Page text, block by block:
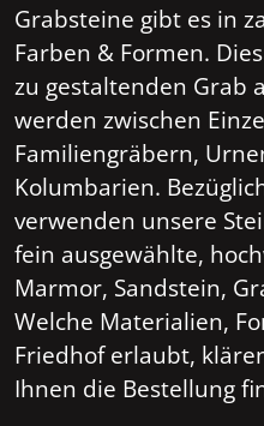
Grabsteine gibt es in
Farben & Formen.
zu gestaltenden Grab
werden zwischen
Familiengräbern,
Kolumbarien.
verwenden unsere
fein ausgewählte,
Marmor, Sandstein,
Welche Materialien,
Friedhof erlaubt,
Ihnen die Bestellung